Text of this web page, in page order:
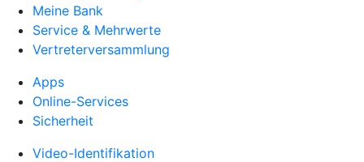
Meine Bank
Service & Mehrwerte
Vertreterversammlung
Apps
Online-Services
Sicherheit
Video-Identifikation